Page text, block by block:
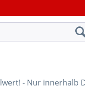
- Nur innerhalb